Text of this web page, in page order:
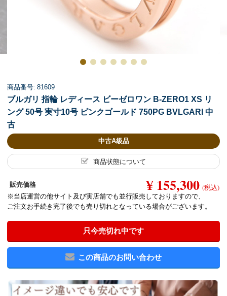
商品番号: 81609
ブルガリ 指輪 レディース ビーゼロワン B-ZERO1 XS リ
ング 50号 実寸10号 ピンクゴールド 750PG BVLGARI 中
古
中古A級品
商品状態について
販売価格 ¥ 155,300 (税込)
※当店運営の他サイト及び実店舗でも並行販売しておりますので、
ご注文お手続き完了後でも売り切れとなっている場合がございます。
只今売切れ中です
この商品のお問い合わせ